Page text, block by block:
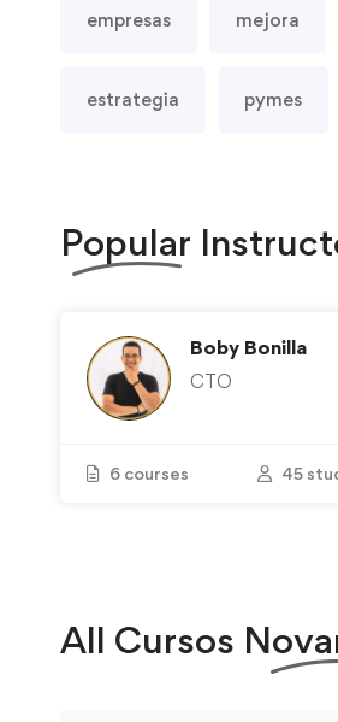
empresas mejora
estrategia pymes
Popular
Boby Bonilla
CTO
6 courses 45
All Cursos